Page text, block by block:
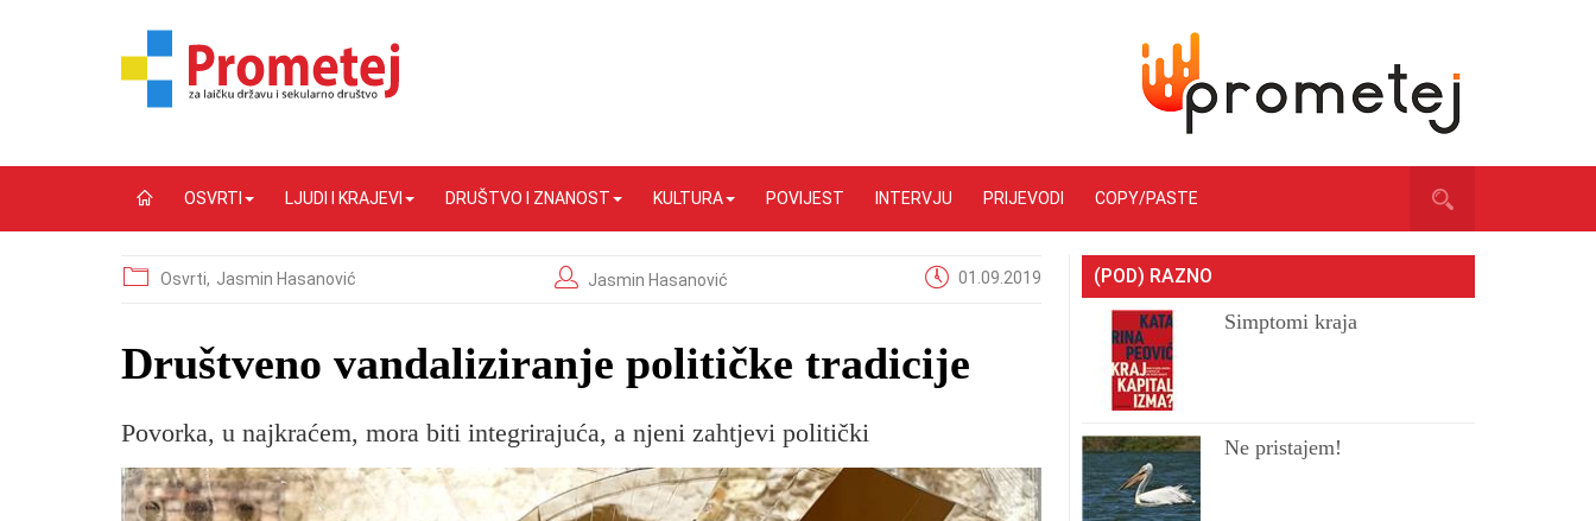
OSVRTI LJUDI I KRAJEVI DRUŠTVO I ZNANOST KULTURA POVIJEST INTERVJU PRIJEVODI COPY/PASTE
Osvrti, Jasmin Hasanović Jasmin Hasanović 01.09.2019
Društveno vandaliziranje političke tradicije
Povorka, u najkraćem, mora biti integrirajuća, a njeni zahtjevi politički
(POD) RAZNO
Simptomi kraja
Ne pristajem!